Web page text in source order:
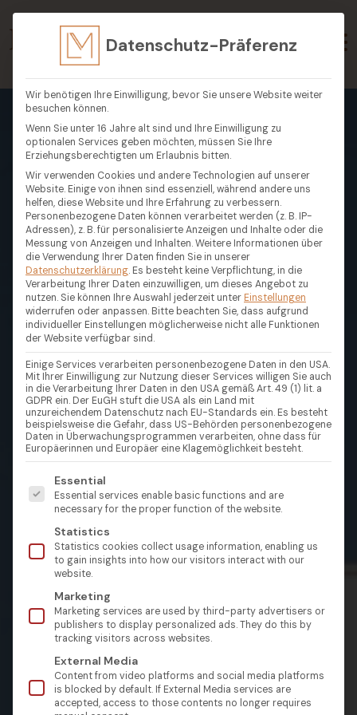
Datenschutz-Präferenz
Wir benötigen Ihre Einwilligung, bevor Sie unsere Website weiter
besuchen können.
Wenn Sie unter 16 Jahre alt sind und Ihre Einwilligung zu
optionalen Services geben möchten, müssen Sie Ihre
Erziehungsberechtigten um Erlaubnis bitten.
Wir verwenden Cookies und andere Technologien auf unserer
Website. Einige von ihnen sind essenziell, während andere uns
helfen, diese Website und Ihre Erfahrung zu verbessern.
Personenbezogene Daten können verarbeitet werden (z. B. IP-
Adressen), z. B. für personalisierte Anzeigen und Inhalte oder die
Messung von Anzeigen und Inhalten.Weitere Informationen über
die Verwendung Ihrer Daten finden Sie in unserer
Datenschutzerklärung. Es besteht keine Verpflichtung, in die
Verarbeitung Ihrer Daten einzuwilligen, um dieses Angebot zu
nutzen. Sie können Ihre Auswahl jederzeit unter Einstellungen
widerrufen oder anpassen. Bitte beachten Sie, dass aufgrund
individueller Einstellungen möglicherweise nicht alle Funktionen
der Website verfügbar sind.
Einige Services verarbeiten personenbezogene Daten in den USA.
Mit Ihrer Einwilligung zur Nutzung dieser Services willigen Sie auch
in die Verarbeitung Ihrer Daten in den USA gemäß Art. 49 (1) lit. a
GDPR ein. Der EuGH stuft die USA als ein Land mit
unzureichendem Datenschutz nach EU-Standards ein. Es besteht
beispielsweise die Gefahr, dass US-Behörden personenbezogene
Daten in Überwachungsprogrammen verarbeiten, ohne dass für
Europäerinnen und Europäer eine Klagemöglichkeit besteht.
Es folgt eine Liste der Service-Gruppen, für die eine
Essential
Essential services enable basic functions and are
necessary for the proper function of the website.
Statistics
Statistics cookies collect usage information, enabling us
to gain insights into how our visitors interact with our
website.
Marketing
Marketing services are used by third-party advertisers or
publishers to display personalized ads. They do this by
tracking visitors across websites.
External Media
Content from video platforms and social media platforms
is blocked by default. If External Media services are
accepted, access to those contents no longer requires